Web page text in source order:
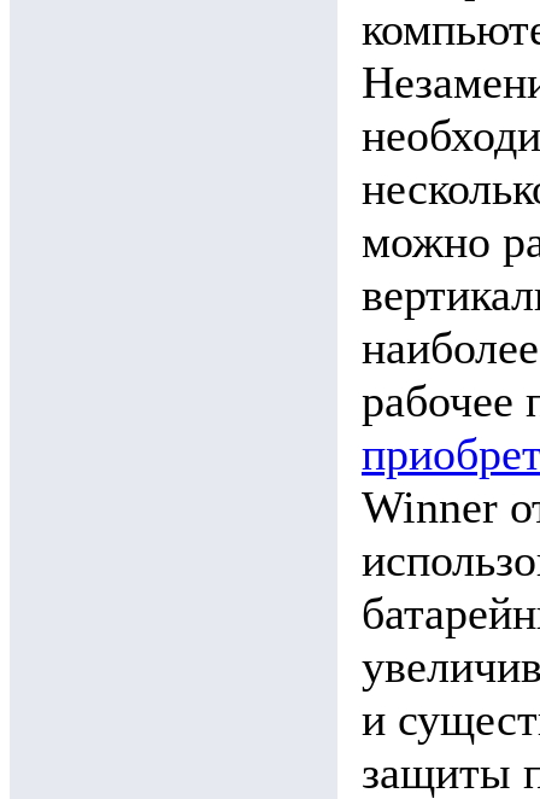
можно
рабочее
Winner
и
защиты